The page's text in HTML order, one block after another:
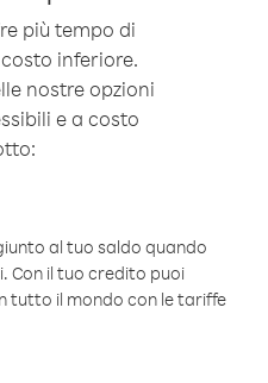
più tempo di
inferiore.
nostre opzioni
e a costo
al tuo saldo quando
Con il tuo credito puoi
tutto il mondo con le tariffe